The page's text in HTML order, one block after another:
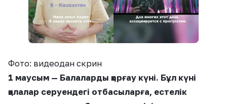
Фото: видеодан скрин
1 маусым — Балаларды қорғау күні. Бұл күні
қалалар серуендегі отбасыларға, естелік